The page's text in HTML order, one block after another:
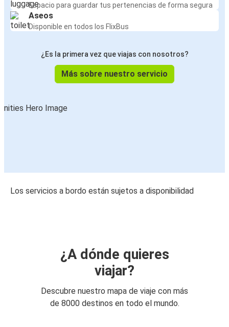
Espacio para guardar tus pertenencias de forma segura
Aseos
Disponible en todos los FlixBus
¿Es la primera vez que viajas con nosotros?
Más sobre nuestro servicio
Los servicios a bordo están sujetos a disponibilidad
¿A dónde quieres
viajar?
Descubre nuestro mapa de viaje con más
de 8000 destinos en todo el mundo.